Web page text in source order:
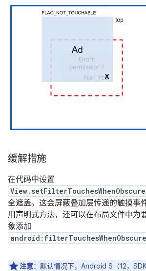
缓解措施
在代码中设置
全遮盖。这会屏蔽叠加层传递的触摸事
用声明式方法，还可以在布局文件中为
象添加
注意：默认情况下，Android S（12，